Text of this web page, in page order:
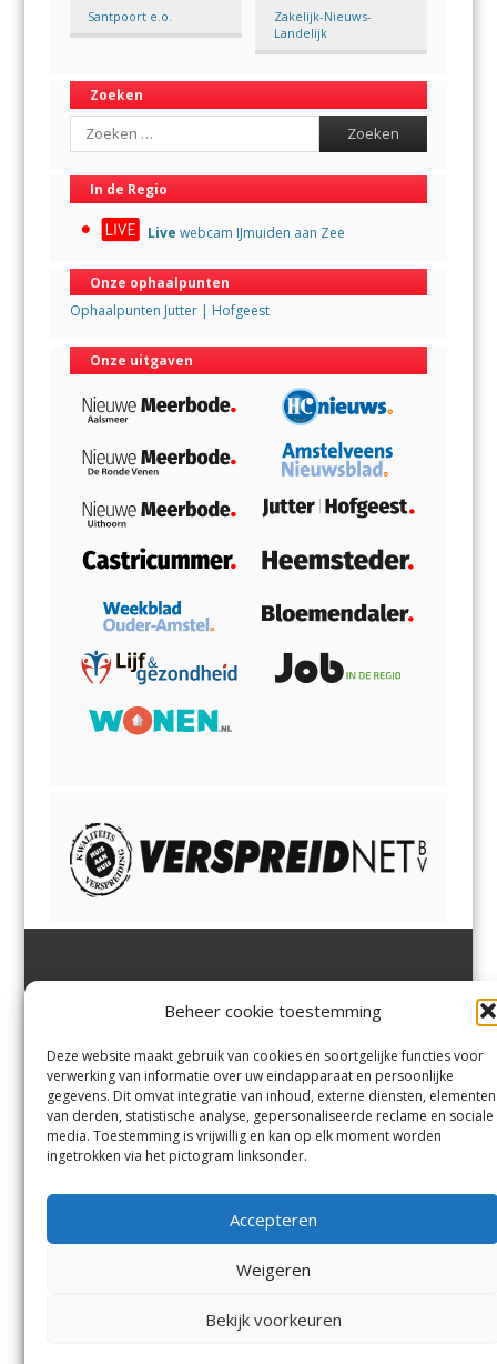
Beheer cookie toestemming
Deze website maakt gebruik van cookies en soortgelijke functies voor
verwerking van informatie over uw eindapparaat en persoonlijke
gegevens. Dit omvat integratie van inhoud, externe diensten, elementen
van derden, statistische analyse, gepersonaliseerde reclame en sociale
media. Toestemming is vrijwillig en kan op elk moment worden
ingetrokken via het pictogram linksonder.
Accepteren
Weigeren
Bekijk voorkeuren
Santpoort e.o.
Zakelijk-Nieuws-
Landelijk
Zoeken
Search
In de Regio
Live webcam IJmuiden aan Zee
Onze ophaalpunten
Ophaalpunten Jutter | Hofgeest
Onze uitgaven
Margadantstraat 34
0255-533900
info@jutter.nlofinfo@hofgee
st.nl
Velserbroek,Velsen-Zuid,
Zuid,Driehuisen
Spaarnwoude.
Contact
Andere uitgaven
Voorwaarden
© Kennemerland Pers B.V.